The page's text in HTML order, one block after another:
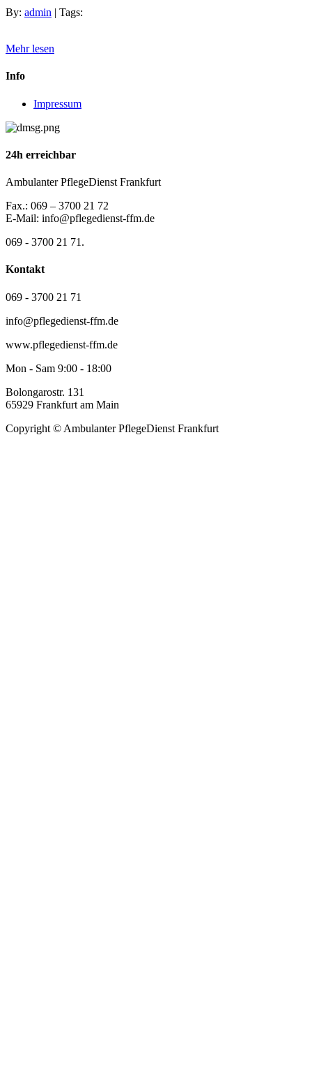
By: admin | Tags:
Mehr lesen
Info
Impressum
24h erreichbar
Ambulanter PflegeDienst Frankfurt
Fax.: 069 – 3700 21 72
E-Mail: info@pflegedienst-ffm.de
069 - 3700 21 71.
Kontakt
069 - 3700 21 71
info@pflegedienst-ffm.de
www.pflegedienst-ffm.de
Mon - Sam 9:00 - 18:00
Bolongarostr. 131
65929 Frankfurt am Main
Copyright © Ambulanter PflegeDienst Frankfurt